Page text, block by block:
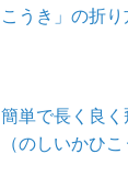
こうき」の折り
簡単で長く良く
（のしいかひ